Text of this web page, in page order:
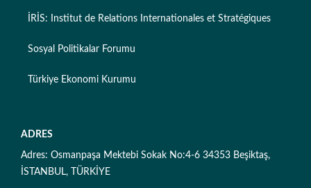
İRİS: Institut de Relations Internationales et Stratégiques
Sosyal Politikalar Forumu
Türkiye Ekonomi Kurumu
ADRES
Adres: Osmanpaşa Mektebi Sokak No:4-6 34353 Beşiktaş,
İSTANBUL, TÜRKİYE